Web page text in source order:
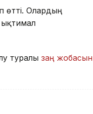
өтті. Олардың
туралы заң жобасын